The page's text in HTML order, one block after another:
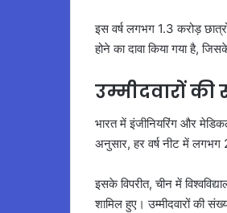
इस वर्ष लगभग 1.3 करोड़
होने का दावा किया गया है,
उम्मीदवारों
भारत में इंजीनियरिंग और
अनुसार, हर वर्ष नीट में लगभग
इसके विपरीत, चीन में
शामिल हुए। उम्मीदवारों की